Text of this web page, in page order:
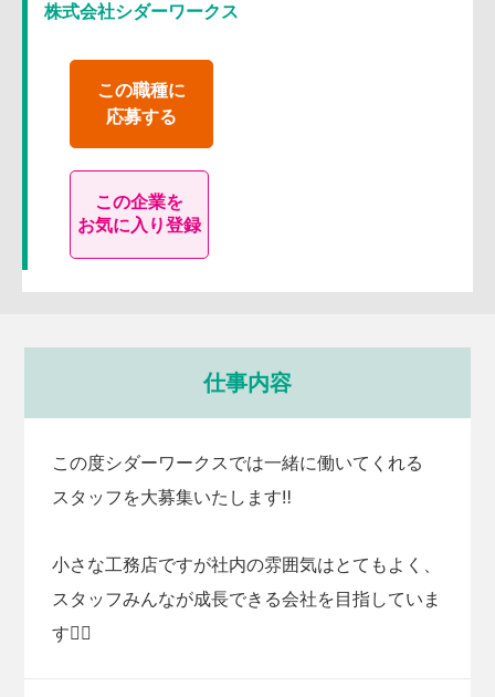
株式会社シダーワークス
この職種に
応募する
この企業を
お気に入り登録
仕事内容
この度シダーワークスでは一緒に働いてくれる
スタッフを大募集いたします‼️
小さな工務店ですが社内の雰囲気はとてもよく、
スタッフみんなが成長できる会社を目指していま
す✊🏻